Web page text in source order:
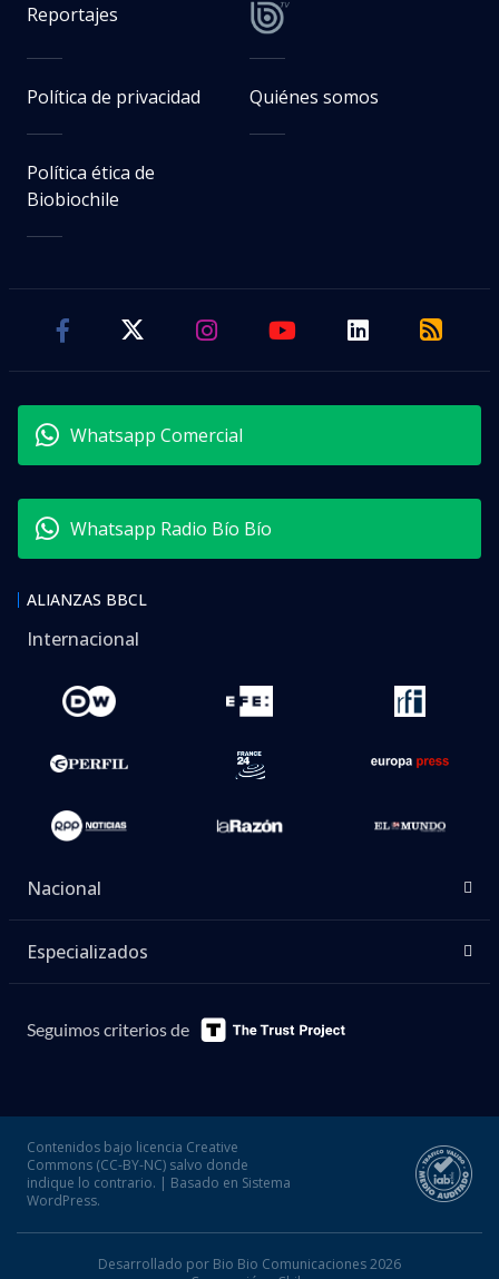
Reportajes
Política de privacidad Quiénes somos
Política ética de
Biobiochile
Whatsapp Comercial
Whatsapp Radio Bío Bío
ALIANZAS BBCL
Internacional
Nacional
Especializados
Seguimos criterios de
Contenidos bajo licencia Creative
Commons (CC-BY-NC) salvo donde
indique lo contrario. | Basado en Sistema
WordPress.
Desarrollado por Bio Bio Comunicaciones 2026